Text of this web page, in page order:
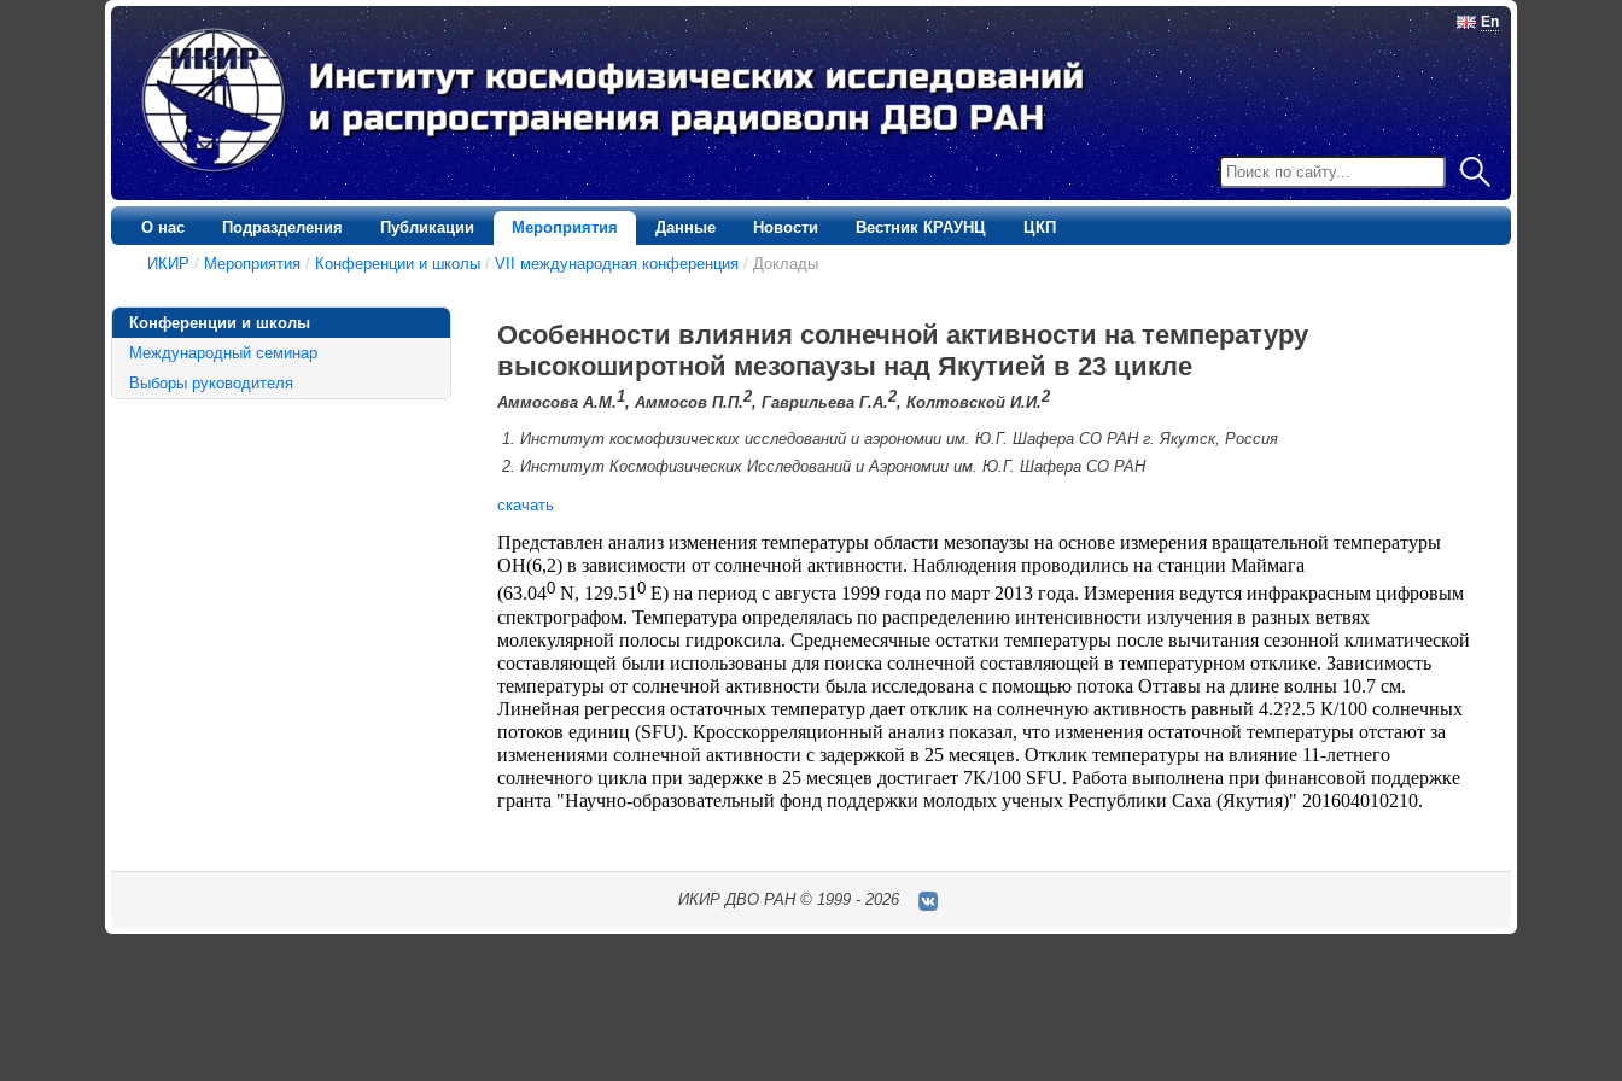
En
О нас Подразделения Публикации Мероприятия Данные Новости Вестник КРАУНЦ
ЦКП
ИКИР / Мероприятия / Конференции и школы / VII международная конференция / Доклады
Конференции и школы
Международный семинар
Выборы руководителя
Особенности влияния солнечной активности на температуру
высокоширотной мезопаузы над Якутией в 23 цикле
Аммосова А.М.1, Аммосов П.П.2, Гаврильева Г.А.2, Колтовской И.И.2
Институт космофизических исследований и аэрономии им. Ю.Г. Шафера СО РАН г. Якутск, Россия
Институт Космофизических Исследований и Аэрономии им. Ю.Г. Шафера СО РАН
скачать
Представлен анализ изменения температуры области мезопаузы на основе измерения вращательной температуры
ОН(6,2) в зависимости от солнечной активности. Наблюдения проводились на станции Маймага
(63.040N, 129.510E) на период с августа 1999 года по март 2013 года. Измерения ведутся инфракрасным цифровым
спектрографом. Температура определялась по распределению интенсивности излучения в разных ветвях
молекулярной полосы гидроксила. Среднемесячные остатки температуры после вычитания сезонной климатической
составляющей были использованы для поиска солнечной составляющей в температурном отклике. Зависимость
температуры от солнечной активности была исследована с помощью потока Оттавы на длине волны 10.7 см.
Линейная регрессия остаточных температур дает отклик на солнечную активность равный 4.2?2.5 К/100 солнечных
потоков единиц (SFU). Кросскорреляционный анализ показал, что изменения остаточной температуры отстают за
изменениями солнечной активности с задержкой в 25 месяцев. Отклик температуры на влияние 11-летнего
солнечного цикла при задержке в 25 месяцев достигает 7K/100 SFU. Работа выполнена при финансовой поддержке
гранта "Научно-образовательный фонд поддержки молодых ученых Республики Саха (Якутия)" 201604010210.
ИКИР ДВО РАН ©1999 - 2026